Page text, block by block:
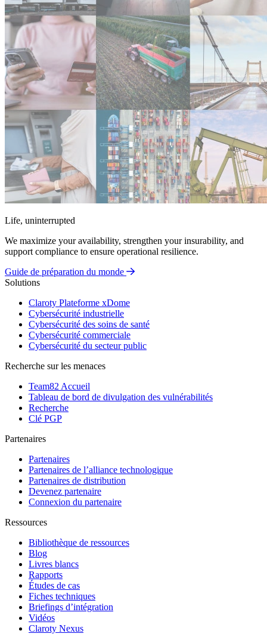
Life, uninterrupted
We maximize your availability, strengthen your insurability, and
support compliance to ensure operational resilience.
Guide de préparation du monde
Solutions
Claroty Plateforme xDome
Cybersécurité industrielle
Cybersécurité des soins de santé
Cybersécurité commerciale
Cybersécurité du secteur public
Recherche sur les menaces
Team82 Accueil
Tableau de bord de divulgation des vulnérabilités
Recherche
Clé PGP
Partenaires
Partenaires
Partenaires de l’alliance technologique
Partenaires de distribution
Devenez partenaire
Connexion du partenaire
Ressources
Bibliothèque de ressources
Blog
Livres blancs
Rapports
Études de cas
Fiches techniques
Briefings d’intégration
Vidéos
Claroty Nexus